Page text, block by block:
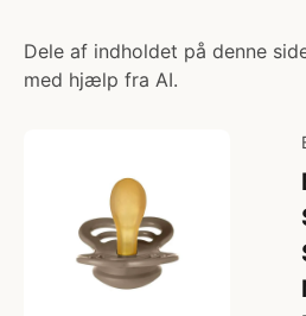
Dele af indholdet på denne
med hjælp fra AI.